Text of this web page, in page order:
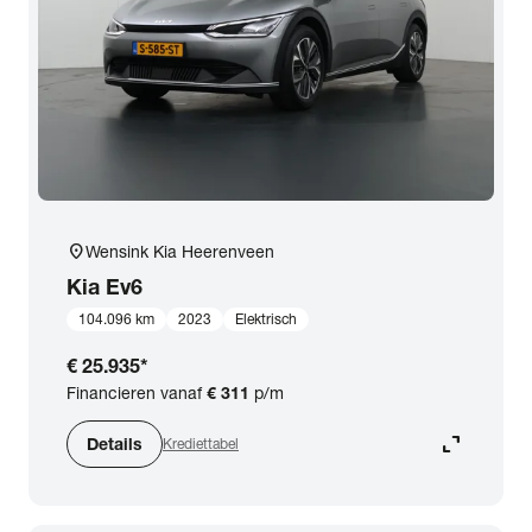
BTW (aftrekbaar) / Marge (BTW niet aftrekbaar)expand_more
Merk & Model
close
Kilometerstand
location_onWensink Kia Heerenveen
Kia Ev6
104.096 km 2023 Elektrisch
€ 25.935*
Financieren vanaf€ 311 p/m
Details Krediettabel expand_content